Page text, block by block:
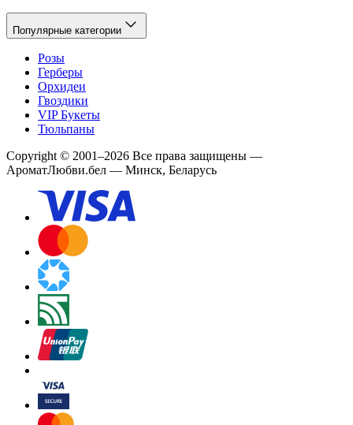
Популярные категории
Розы
Герберы
Орхидеи
Гвоздики
VIP Букеты
Тюльпаны
Copyright © 2001–2026 Все права защищены —
АроматЛюбви.бел — Минск, Беларусь